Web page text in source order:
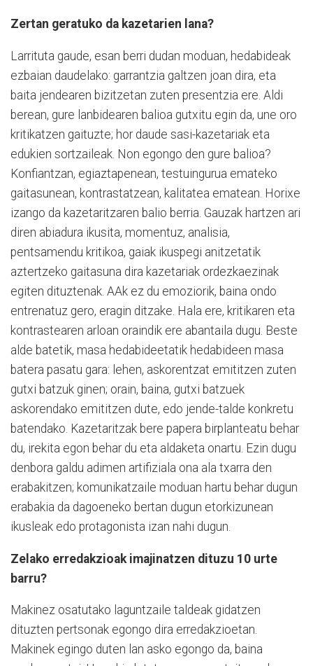
Zertan geratuko da kazetarien lana?
Larrituta gaude, esan berri dudan moduan, hedabideak
ezbaian daudelako: garrantzia galtzen joan dira, eta
baita jendearen bizitzetan zuten presentzia ere. Aldi
berean, gure lanbidearen balioa gutxitu egin da, une oro
kritikatzen gaituzte; hor daude sasi-kazetariak eta
edukien sortzaileak. Non egongo den gure balioa?
Konfiantzan, egiaztapenean, testuingurua emateko
gaitasunean, kontrastatzean, kalitatea ematean. Horixe
izango da kazetaritzaren balio berria. Gauzak hartzen ari
diren abiadura ikusita, momentuz, analisia,
pentsamendu kritikoa, gaiak ikuspegi anitzetatik
aztertzeko gaitasuna dira kazetariak ordezkaezinak
egiten dituztenak. AAk ez du emoziorik, baina ondo
entrenatuz gero, eragin ditzake. Hala ere, kritikaren eta
kontrastearen arloan oraindik ere abantaila dugu. Beste
alde batetik, masa hedabideetatik hedabideen masa
batera pasatu gara: lehen, askorentzat emititzen zuten
gutxi batzuk ginen; orain, baina, gutxi batzuek
askorendako emititzen dute, edo jende-talde konkretu
batendako. Kazetaritzak bere papera birplanteatu behar
du, irekita egon behar du eta aldaketa onartu. Ezin dugu
denbora galdu adimen artifiziala ona ala txarra den
erabakitzen; komunikatzaile moduan hartu behar dugun
erabakia da dagoeneko bertan dugun etorkizunean
ikusleak edo protagonista izan nahi dugun.
Zelako erredakzioak imajinatzen dituzu 10 urte
barru?
Makinez osatutako laguntzaile taldeak gidatzen
dituzten pertsonak egongo dira erredakzioetan.
Makinek egingo duten lan asko egongo da, baina